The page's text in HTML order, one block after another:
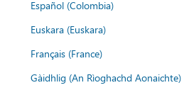
Español (Colombia)
Euskara (Euskara)
Français (France)
Gàidhlig (An Rìoghachd Aonaichte)